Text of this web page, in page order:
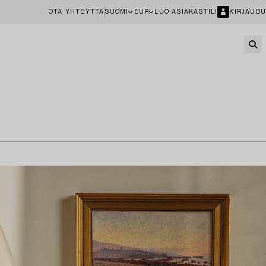
OTA YHTEYTTÄ SUOMI EUR LUO ASIAKASTILI KIRJAUDU